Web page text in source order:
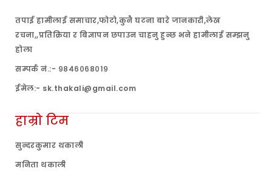
तपाई हामीलाई समाचार,फोटो,कुनै घटना बारे जानकारी,लेख
रचना,,प्रतिक्रिया र बिज्ञापन छपाउन चाहनु हुन्छ भने हामीलाई सम्झनु
होला
सम्पर्क नं.:- ९८४६०६८०१९
ईमेल:- sk.thakali@gmail.com
हाम्रो टिम
सुन्दरकुमार थकाली
मनिता थकाली